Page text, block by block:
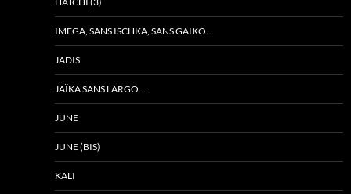
IMEGA, SANS ISCHKA, SANS GAÏKO…
JADIS
JAÏKA SANS LARGO….
JUNE
JUNE (BIS)
KALI